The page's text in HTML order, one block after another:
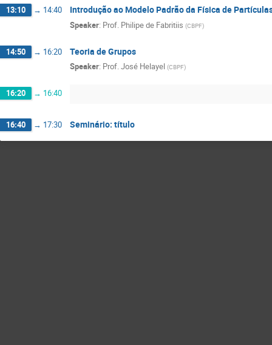
13:10 → 14:40 Introdução ao Modelo Padrão da Física de
Speaker: Prof. Philipe de Fabritiis (CBPF)
14:50 → 16:20 Teoria de Grupos
Speaker: Prof.José Helayel (CBPF)
16:20 → 16:40
16:40 → 17:30 Seminário: título